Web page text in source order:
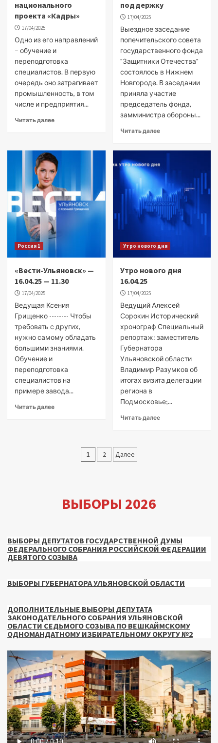
национального
проекта «Кадры»
17/04/2025
Одно из его направлений
– обучение и
переподготовка
специалистов. В первую
очередь оно затрагивает
промышленность, в том
числе и предприятия...
Читать далее
поддержку
17/04/2025
Выездное заседание
попечительского совета
государственного фонда
"Защитники Отечества"
состоялось в Нижнем
Новгороде. В заседании
приняла участие
председатель фонда,
замминистра обороны...
Читать далее
Россия 1
«Вести-Ульяновск» —
16.04.25 — 11.30
17/04/2025
Ведущая Ксения
Грищенко -------- Чтобы
требовать с других,
нужно самому обладать
большими знаниями.
Обучение и
переподготовка
специалистов на
примере завода...
Читать далее
Утро нового дня
Утро нового дня
16.04.25
17/04/2025
Ведущий Алексей
Сорокин Исторический
хронограф Специальный
репортаж: заместитель
Губернатора
Ульяновской области
Владимир Разумков об
итогах визита делегации
региона в
Подмосковье;...
Читать далее
Пагинация
1 2 Далее
ВЫБОРЫ 2026
ВЫБОРЫ ДЕПУТАТОВ ГОСУДАРСТВЕННОЙ ДУМЫ
ФЕДЕРАЛЬНОГО СОБРАНИЯ РОССИЙСКОЙ ФЕДЕРАЦИИ
ДЕВЯТОГО СОЗЫВА
ВЫБОРЫ ГУБЕРНАТОРА УЛЬЯНОВСКОЙ ОБЛАСТИ
ДОПОЛНИТЕЛЬНЫЕ ВЫБОРЫ ДЕПУТАТА
ЗАКОНОДАТЕЛЬНОГО СОБРАНИЯ УЛЬЯНОВСКОЙ
ОБЛАСТИ СЕДЬМОГО СОЗЫВА ПО ВЕШКАЙМСКОМУ
ОДНОМАНДАТНОМУ ИЗБИРАТЕЛЬНОМУ ОКРУГУ №2